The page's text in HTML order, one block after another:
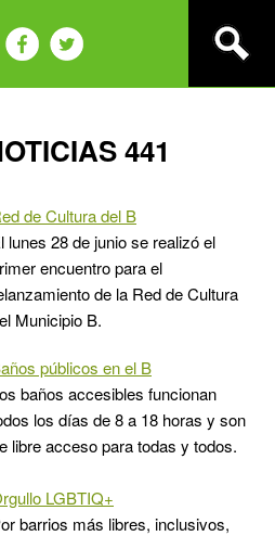
441
de Cultura del B
lunes 28 de junio se realizó el
encuentro para el
de la Red de Cultura
Municipio B.
públicos en el B
baños accesibles funcionan
los días de 8 a 18 horas y son
libre acceso para todas y todos.
LGBTIQ+
barrios más libres, inclusivos,